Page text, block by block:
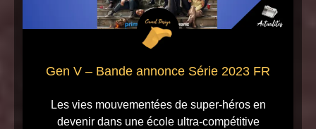
Gen V – Bande annonce Série 2023 FR
Les vies mouvementées de super-héros en
devenir dans une école ultra-compétitive